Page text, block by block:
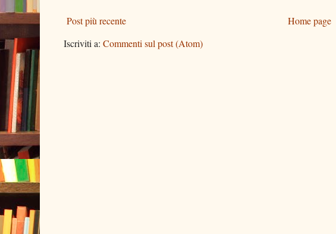
Post più recente
Home page
Iscriviti a: Commenti sul post (Atom)